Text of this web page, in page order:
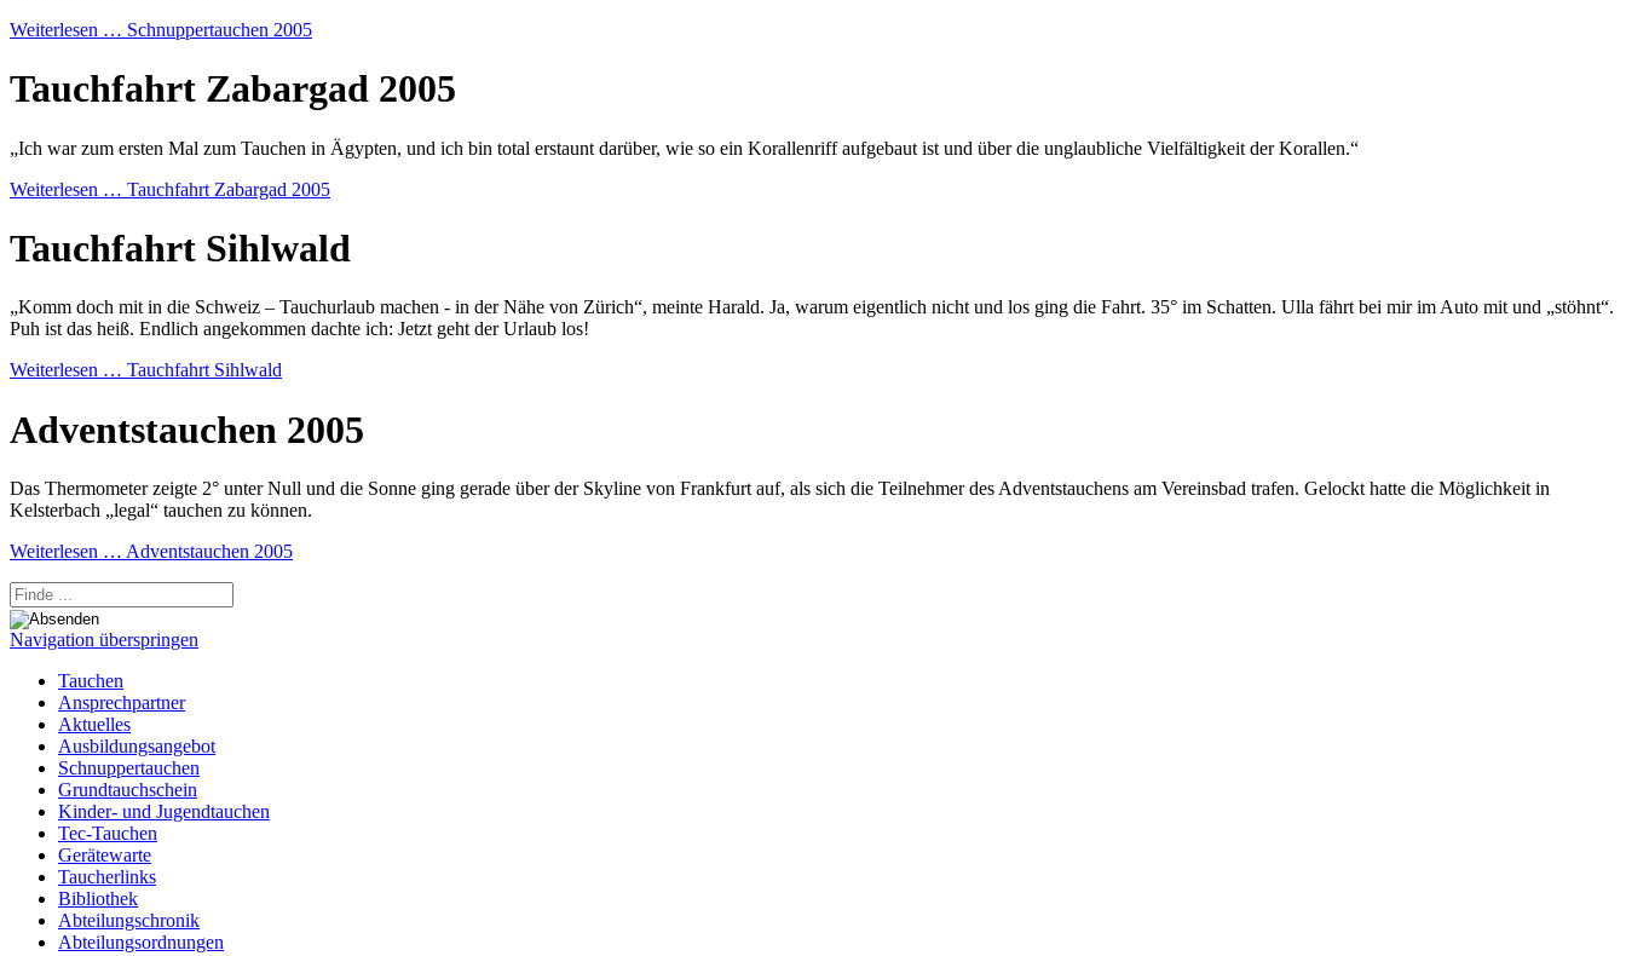
Weiterlesen … Schnuppertauchen 2005
Tauchfahrt Zabargad 2005
„Ich war zum ersten Mal zum Tauchen in Ägypten, und ich bin total erstaunt darüber, wie so ein Korallenriff aufgebaut ist und über die unglaubliche Vielfältigkeit der Korallen.“
Weiterlesen … Tauchfahrt Zabargad 2005
Tauchfahrt Sihlwald
„Komm doch mit in die Schweiz – Tauchurlaub machen - in der Nähe von Zürich“, meinte Harald. Ja, warum eigentlich nicht und los ging die Fahrt. 35° im Schatten. Ulla fährt bei mir im Auto mit und „stöhnt“.
Puh ist das heiß. Endlich angekommen dachte ich: Jetzt geht der Urlaub los!
Weiterlesen … Tauchfahrt Sihlwald
Adventstauchen 2005
Das Thermometer zeigte 2° unter Null und die Sonne ging gerade über der Skyline von Frankfurt auf, als sich die Teilnehmer des Adventstauchens am Vereinsbad trafen. Gelockt hatte die Möglichkeit in
Kelsterbach „legal“ tauchen zu können.
Weiterlesen … Adventstauchen 2005
Navigation überspringen
Tauchen
Ansprechpartner
Aktuelles
Ausbildungsangebot
Schnuppertauchen
Grundtauchschein
Kinder- und Jugendtauchen
Tec-Tauchen
Gerätewarte
Taucherlinks
Bibliothek
Abteilungschronik
Abteilungsordnungen